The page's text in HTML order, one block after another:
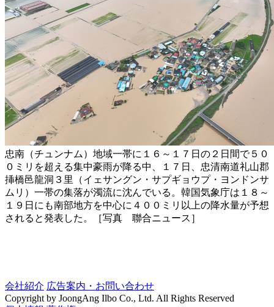
忠南（チュンナム）地域一帯に１６～１７日の２日間で５０
０ミリを超える集中豪雨が降る中、１７日、忠清南道礼山郡
挿橋邑龍洞３里（イェサングン・サプギョウプ・ヨンドンサ
ムリ）一帯の集落が濁流に沈んでいる。韓国気象庁は１８～
１９日にも南部地方を中心に４００ミリ以上の降水量が予想
されると発表した。［写真 聯合ニュース］
会社紹介 広告案内・お問い合わせ
Copyright by JoongAng Ilbo Co., Ltd. All Rights Reserved